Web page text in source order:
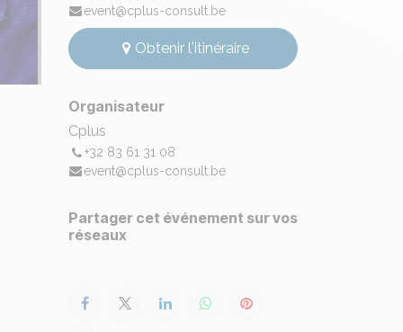
event@cplus-consult.be
Obtenir l'itinéraire
Organisateur
Cplus
+32 83 61 31 08
event@cplus-consult.be
Partager cet événement sur vos
réseaux